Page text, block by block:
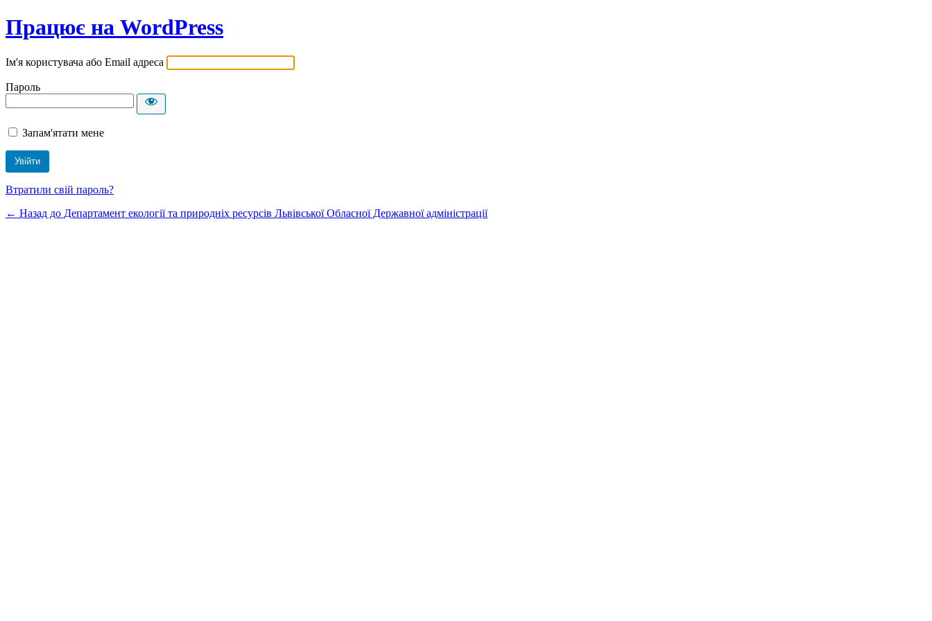
Працює на WordPress
Ім'я користувача або Email адреса
Пароль
Запам'ятати мене
Втратили свій пароль?
← Назад до Департамент екології та природніх ресурсів Львівської Обласної Державної адміністрації